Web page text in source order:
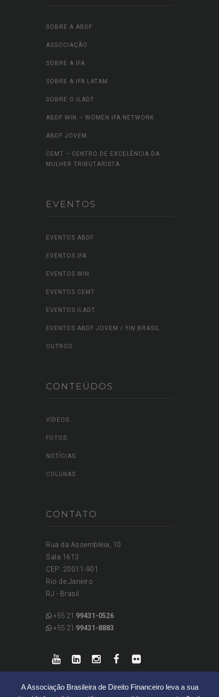
A Associação Brasileira de Direito Financeiro leva a sua
SOBRE A ABDF
ASSOCIAÇÃO
SOBRE A IFA
SOBRE A IFA LATAM
SOBRE O ILADT
ABDF WIN – WOMEN IFA NETWORK
ABDF JOVEM
CEMT – CENTRO DE EXCELÊNCIA DA
MULHER TRIBUTARISTA
EVENTOS
EVENTOS ABDF
EVENTOS IFA
EVENTOS WIN
EVENTOS CEMT
EVENTOS ILADT
EVENTOS ABDF JOVEM / YIN BRASIL
OUTROS
CONTEÚDOS
VÍDEOS
FOTOS
NOTÍCIAS
COLUNAS
CONTATO
Rua da Assembléia, 10
Sala 1613
CEP: 20011-901
Rio de Janeiro
RJ - Brasil
+55 21 99431-0526
+55 21 99431-8883